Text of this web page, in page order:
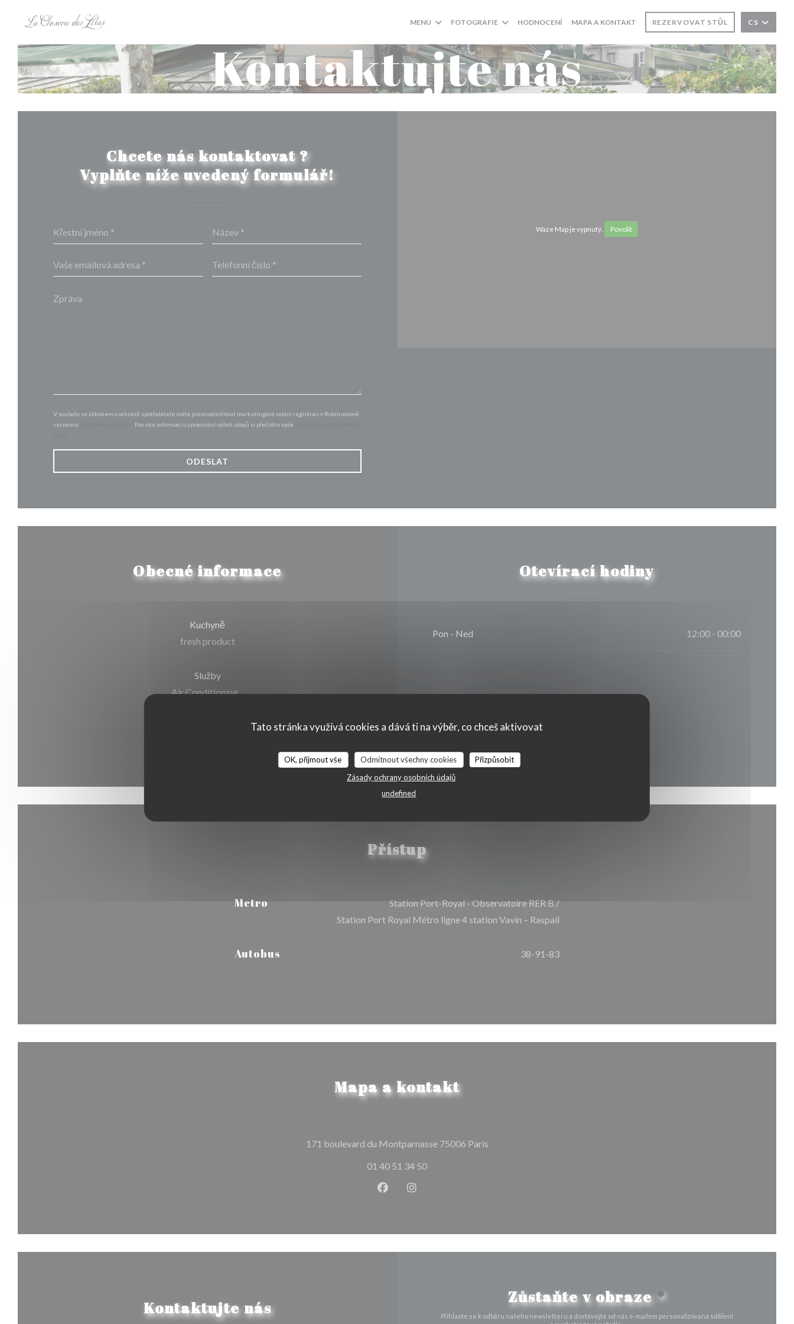
Tato stránka využívá cookies a dává ti na výběr, co chceš aktivovat
OK, přijmout vše Odmítnout všechny cookies
Přizpůsobit
Zásady ochrany osobních údajů
undefined
MENU FOTOGRAFIE HODNOCENÍ MAPA A KONTAKT REZERVOVAT STŮL CS
Kontaktujte nás
Chcete nás kontaktovat ?
Vyplňte níže uvedený formulář!
V souladu se zákonem o ochraně spotřebitele máte právo odmítnout marketingová volání registrací v Robinsonově
seznamu:
. Pro více informací o zpracování vašich údajů si přečtěte naše
Waze Map je vypnutý. Povolit
Obecné informace
Kuchyně
fresh product
Služby
Air Conditioning, ,
Otevírací hodiny
Pon - Ned 12:00 - 00:00
Přístup
Metro
Station Port-Royal - Observatoire RER B /
Station Port Royal Métro ligne 4 station Vavin – Raspail
Autobus 38-91-83
Mapa a kontakt
171 boulevard du Montparnasse 75006 Paris((otevře se v novém okně))
01 40 51 34 50
Facebook ((otevře se v novém okně))
Instagram ((otevře se v novém okně))
Kontaktujte nás
Zůstaňte v obraze *
Přihlaste se k odběru našeho newsletteru a dostávejte od nás e-mailem personalizovaná sdělení